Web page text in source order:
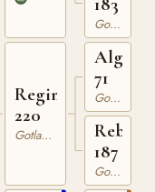
Regina
220
Gotlandsruss
Gotlandsruss
Algo
71
Gotlandsruss
187
Gotlandsruss